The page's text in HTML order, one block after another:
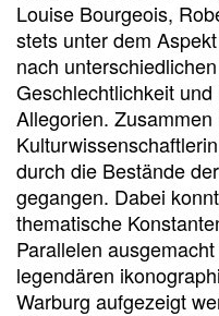
Louise Bourgeois,
stets unter dem
nach
Geschlechtlichkeit
Allegorien. Zusammen
durch die Bestände
gegangen. Dabei
thematische
Parallelen
legendären
Warburg aufgezeigt